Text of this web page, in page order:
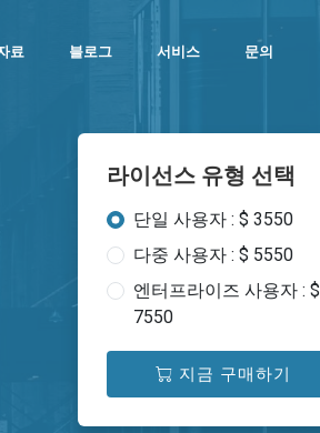
료 블로그 서비스 문의
라이선스 유형 선택
단일 사용자 : $ 3550
다중 사용자 : $ 5550
엔터프라이즈 사용자 : $
7550
지금 구매하기